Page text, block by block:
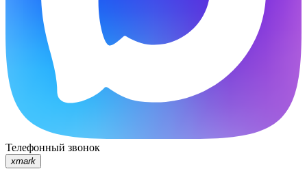
Телефонный звонок
xmark